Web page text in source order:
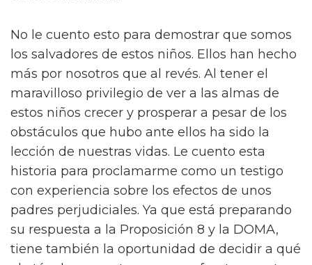
No le cuento esto para demostrar que somos
los salvadores de estos niños. Ellos han hecho
más por nosotros que al revés. Al tener el
maravilloso privilegio de ver a las almas de
estos niños crecer y prosperar a pesar de los
obstáculos que hubo ante ellos ha sido la
lección de nuestras vidas. Le cuento esta
historia para proclamarme como un testigo
con experiencia sobre los efectos de unos
padres perjudiciales. Ya que está preparando
su respuesta a la Proposición 8 y la DOMA,
tiene también la oportunidad de decidir a qué